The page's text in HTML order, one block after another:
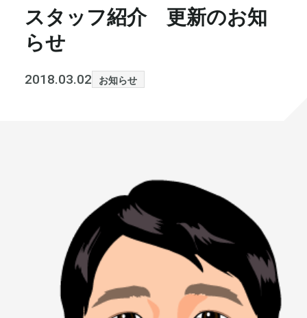
書籍・メディア
セミナー
大和財託の意志
お知らせ
まずは無料で相談
スタッフ紹介 更新のお知
らせ
2018.03.02 お知らせ